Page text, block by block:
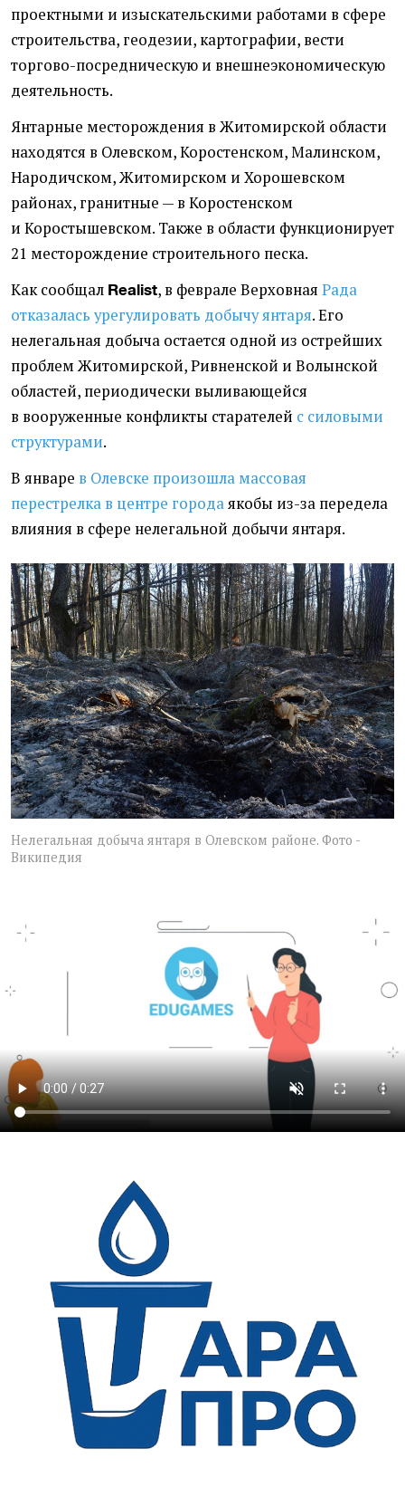
проектными и изыскательскими работами в сфере
строительства, геодезии, картографии, вести
торгово-посредническую и внешнеэкономическую
деятельность.
Янтарные месторождения в Житомирской области
находятся в Олевском, Коростенском, Малинском,
Народичском, Житомирском и Хорошевском
районах, гранитные — в Коростенском
и Коростышевском. Также в области функционирует
21 месторождение строительного песка.
Как сообщал Realist, в феврале Верховная Рада
отказалась урегулировать добычу янтаря. Его
нелегальная добыча остается одной из острейших
проблем Житомирской, Ривненской и Волынской
областей, периодически выливающейся
в вооруженные конфликты старателей с силовыми
структурами.
В январе в Олевске произошла массовая
перестрелка в центре городаякобы из-за передела
влияния в сфере нелегальной добычи янтаря.
Нелегальная добыча янтаря в Олевском районе. Фото -
Википедия